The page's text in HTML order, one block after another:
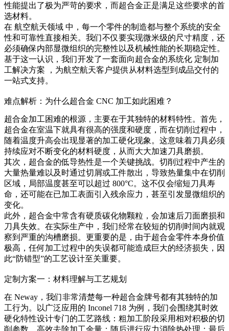
性能提出了极为严苛的要求，而超合金正是满足这些要求的首
选材料。
在 航空航天领域 中，每一个零件的制造都与整个系统的安全
性和可靠性直接相关。我们不仅要实现微米级的尺寸精度，还
必须确保内部显微组织的完整性以及机械性能的长期稳定性。
基于这一认识，我们开发了一套面向超合金的系统化 定制加
工解决方案 ，为航空航天客户提供从材料选型到成品交付的
一站式支持。
难点解析：为什么超合金 CNC 加工如此困难？
超合金加工困难的根源，主要在于其独特的材料特性。首先，
超合金在室温下就具有很高的强度和硬度，而在切削过程中，
随着温度升高会出现显著的加工硬化现象。这意味着刀具必须
持续应对不断变化的材料硬度，从而大大加速刀具磨损。
其次，超合金的低导热性是一个关键挑战。切削过程中产生的
大量热量难以及时通过切屑或工件散出，导致热量集中在切削
区域，局部温度甚至可以超过 800°C。这不仅会缩短刀具寿
命，还可能在已加工表面引入残余应力，甚至引发显微组织的
变化。
此外，超合金中常含有硬质碳化物颗粒，会加速后刀面磨损和
刀具失效。在实际生产中，我们经常在较短的切削时间内就观
察到严重的沟槽磨损。更重要的是，由于超合金零件本身价值
极高，任何加工过程中的失误都可能造成巨大的经济损失，因
此“防错型”的工艺设计至关重要。
定制方案一：材料理解与工艺规划
在 Neway，我们非常清楚每一种超合金牌号都有其独特的加
工行为。以广泛应用的 Inconel 718 为例，我们会围绕其时效
硬化特性设计专门的工艺路线：粗加工阶段采用相对积极的切